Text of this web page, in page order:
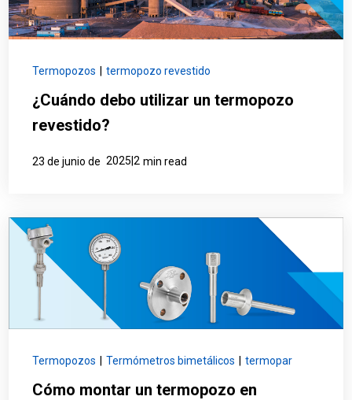
Termopozos termopozo revestido
¿Cuándo debo utilizar un termopozo
revestido?
23 de junio de 2025|2 min read
Termopozos Termómetros bimetálicos termopar
Cómo montar un termopozo en